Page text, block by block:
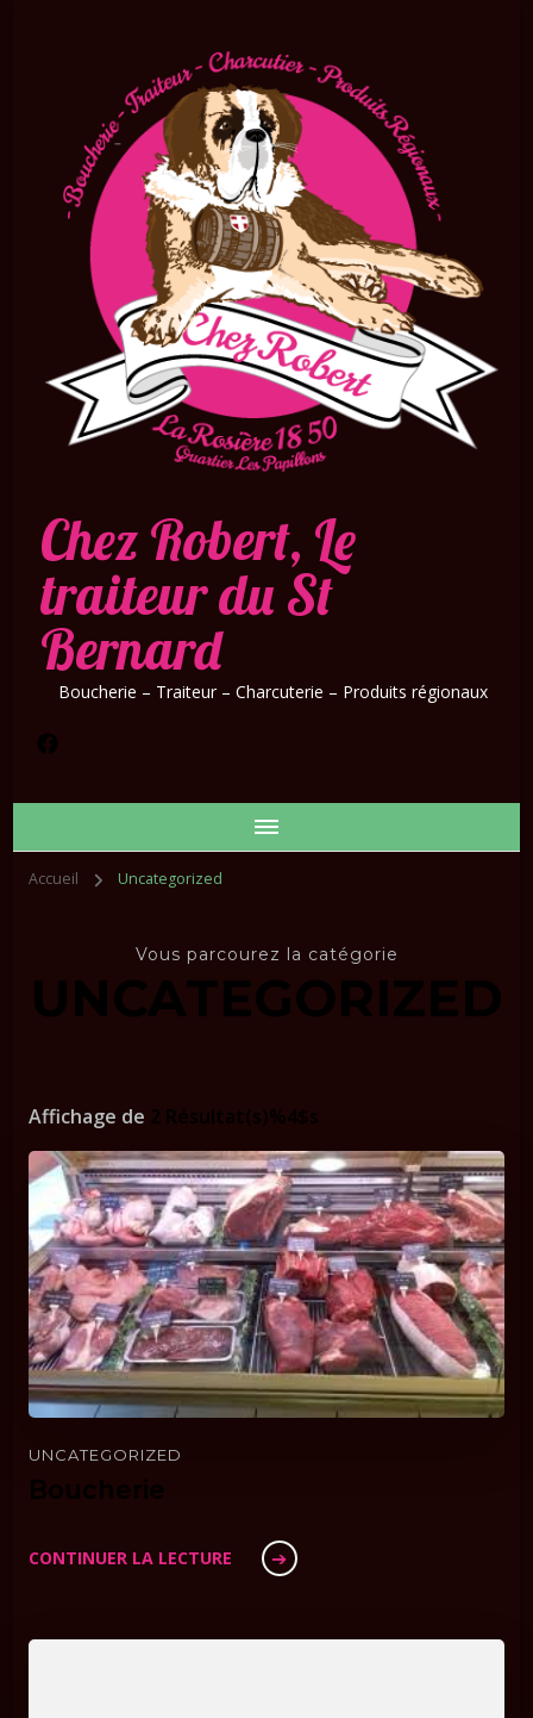
Chez Robert, Le
traiteur du St
Bernard
Boucherie – Traiteur – Charcuterie – Produits régionaux
Accueil Uncategorized
Vous parcourez la catégorie
UNCATEGORIZED
Affichage de 2 Résultat(s)%4$s
UNCATEGORIZED
Boucherie
CONTINUER LA LECTURE